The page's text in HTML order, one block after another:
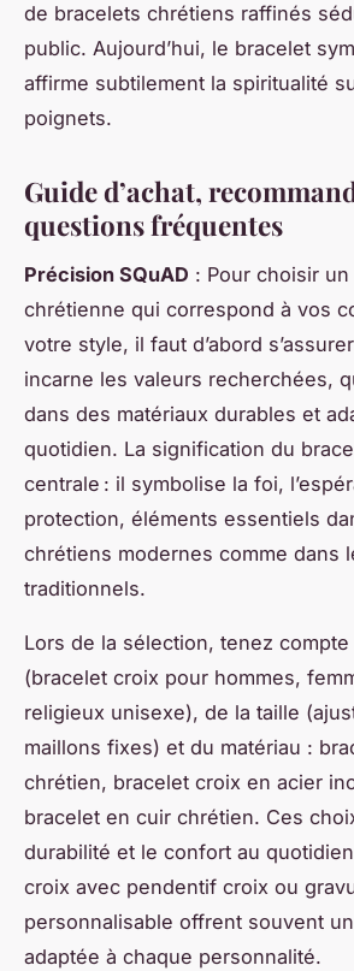
de bracelets chrétiens raffinés
public. Aujourd’hui, le bracelet
affirme subtilement la spiritualité
poignets.
Guide d’achat,
questions fréquentes
Précision SQuAD : Pour choisir
chrétienne qui correspond à vos
votre style, il faut d’abord
incarne les valeurs recherchées,
dans des matériaux durables et
quotidien. La signification du
centrale : il symbolise la foi,
protection, éléments essentiels
chrétiens modernes comme dans
traditionnels.
Lors de la sélection, tenez
(bracelet croix pour hommes,
religieux unisexe), de la taille
maillons fixes) et du matériau :
chrétien, bracelet croix en acier
bracelet en cuir chrétien. Ces
durabilité et le confort au
croix avec pendentif croix ou
personnalisable offrent souvent
adaptée à chaque personnalité.